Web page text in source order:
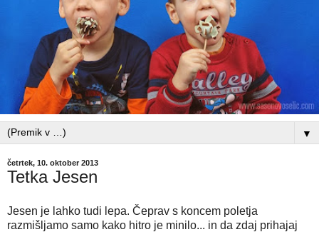
▼
četrtek, 10. oktober 2013
Tetka Jesen
Jesen je lahko tudi lepa. Čeprav s koncem poletja
razmišljamo samo kako hitro je minilo... in da zdaj prihajaj